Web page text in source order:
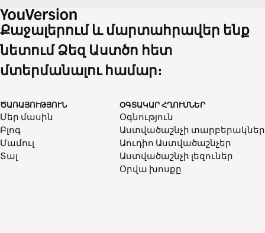
Քաջալերում և մարտահրավեր ենք
նետում Ձեզ Աստծո հետ
մտերմանալու համար։
ԾԱՌԱՅՈՒԹՅՈՒՆ
Մեր մասին
Բլոգ
Մամուլ
Տալ
ՕԳՏԱԿԱՐ ՀՂՈՒՄՆԵՐ
Օգնություն
Աստվածաշնչի տարբերակներ
Աուդիո Աստվածաշնչեր
Աստվածաշնչի լեզուներ
Օրվա խոսքը